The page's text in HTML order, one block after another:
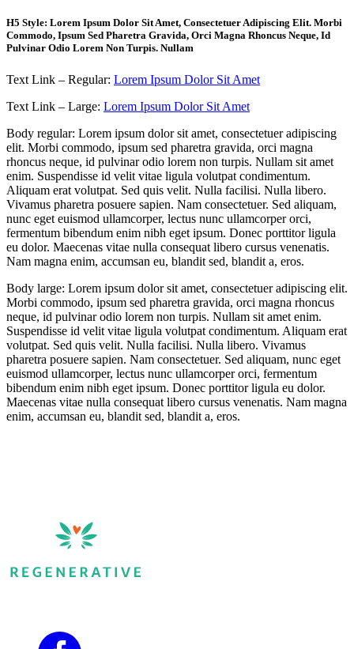
H5 Style: Lorem Ipsum Dolor Sit Amet, Consectetuer Adipiscing Elit. Morbi
Commodo, Ipsum Sed Pharetra Gravida, Orci Magna Rhoncus Neque, Id
Pulvinar Odio Lorem Non Turpis. Nullam
Text Link – Regular: Lorem Ipsum Dolor Sit Amet
Text Link – Large: Lorem Ipsum Dolor Sit Amet
Body regular: Lorem ipsum dolor sit amet, consectetuer adipiscing
elit. Morbi commodo, ipsum sed pharetra gravida, orci magna
rhoncus neque, id pulvinar odio lorem non turpis. Nullam sit amet
enim. Suspendisse id velit vitae ligula volutpat condimentum.
Aliquam erat volutpat. Sed quis velit. Nulla facilisi. Nulla libero.
Vivamus pharetra posuere sapien. Nam consectetuer. Sed aliquam,
nunc eget euismod ullamcorper, lectus nunc ullamcorper orci,
fermentum bibendum enim nibh eget ipsum. Donec porttitor ligula
eu dolor. Maecenas vitae nulla consequat libero cursus venenatis.
Nam magna enim, accumsan eu, blandit sed, blandit a, eros.
Body large: Lorem ipsum dolor sit amet, consectetuer adipiscing elit.
Morbi commodo, ipsum sed pharetra gravida, orci magna rhoncus
neque, id pulvinar odio lorem non turpis. Nullam sit amet enim.
Suspendisse id velit vitae ligula volutpat condimentum. Aliquam erat
volutpat. Sed quis velit. Nulla facilisi. Nulla libero. Vivamus
pharetra posuere sapien. Nam consectetuer. Sed aliquam, nunc eget
euismod ullamcorper, lectus nunc ullamcorper orci, fermentum
bibendum enim nibh eget ipsum. Donec porttitor ligula eu dolor.
Maecenas vitae nulla consequat libero cursus venenatis. Nam magna
enim, accumsan eu, blandit sed, blandit a, eros.